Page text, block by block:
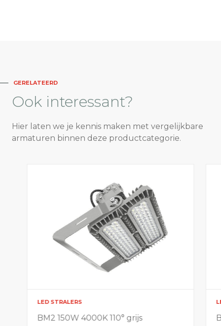
GERELATEERD
Ook interessant?
Hier laten we je kennis maken met vergelijkbare
armaturen binnen deze productcategorie.
LED STRALERS
BM2 150W 4000K 110° grijs